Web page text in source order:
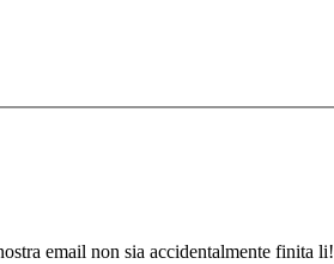
email non sia accidentalmente finita li!